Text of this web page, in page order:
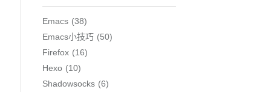
Emacs
38
Emacs小技巧
50
Firefox
16
Hexo
10
Shadowsocks
6